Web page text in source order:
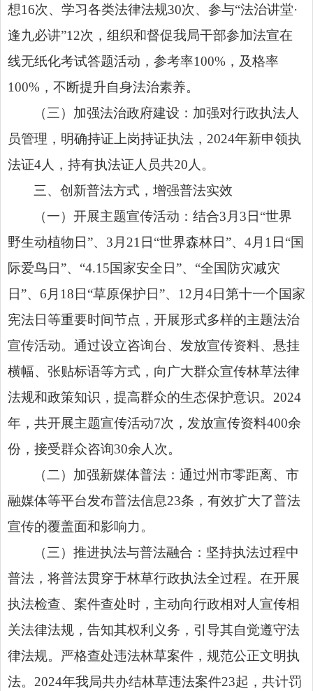
想16次、学习各类法律法规30次、参与“法治讲堂·
逢九必讲”12次，组织和督促我局干部参加法宣在
线无纸化考试答题活动，参考率100%，及格率
100%，不断提升自身法治素养。
（三）加强法治政府建设：加强对行政执法人
员管理，明确持证上岗持证执法，2024年新申领执
法证4人，持有执法证人员共20人。
三、创新普法方式，增强普法实效
（一）开展主题宣传活动：结合3月3日“世界
野生动植物日”、3月21日“世界森林日”、4月1日“国
际爱鸟日”、“4.15国家安全日”、“全国防灾减灾
日”、6月18日“草原保护日”、12月4日第十一个国家
宪法日等重要时间节点，开展形式多样的主题法治
宣传活动。通过设立咨询台、发放宣传资料、悬挂
横幅、张贴标语等方式，向广大群众宣传林草法律
法规和政策知识，提高群众的生态保护意识。2024
年，共开展主题宣传活动7次，发放宣传资料400余
份，接受群众咨询30余人次。
（二）加强新媒体普法：通过州市零距离、市
融媒体等平台发布普法信息23条，有效扩大了普法
宣传的覆盖面和影响力。
（三）推进执法与普法融合：坚持执法过程中
普法，将普法贯穿于林草行政执法全过程。在开展
执法检查、案件查处时，主动向行政相对人宣传相
关法律法规，告知其权利义务，引导其自觉遵守法
律法规。严格查处违法林草案件，规范公正文明执
法。2024年我局共办结林草违法案件23起，共计罚